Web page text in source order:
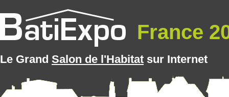
France
Le Grand Salon de l'Habitat sur Internet